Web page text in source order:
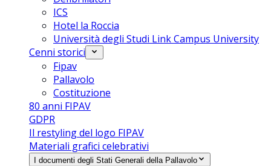
ICS
Hotel la Roccia
Università degli Studi Link Campus University
Cenni storici
Fipav
Pallavolo
Costituzione
80 anni FIPAV
GDPR
Il restyling del logo FIPAV
Materiali grafici celebrativi
I documenti degli Stati Generali della Pallavolo